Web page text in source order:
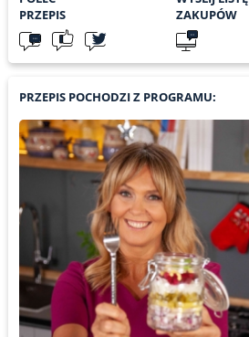
PRZEPIS
ZAKUPÓW
PRZEPIS POCHODZI Z PROGRAMU: